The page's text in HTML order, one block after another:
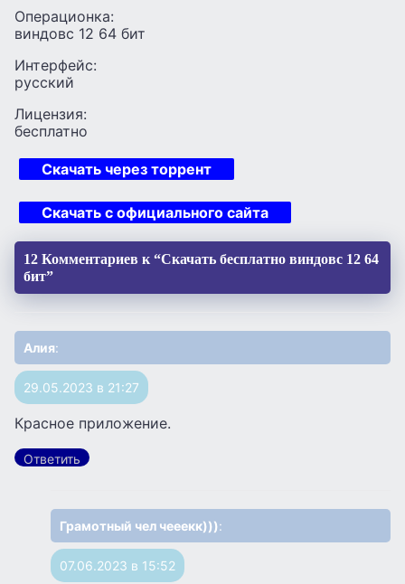
Операционка:
виндовс 12 64 бит
Интерфейс:
русский
Лицензия:
бесплатно
Скачать через торрент
Скачать с официального сайта
12 Комментариев к “Скачать бесплатно виндовс 12 64
бит”
Алия:
29.05.2023 в 21:27
Красное приложение.
Ответить
Грамотный чел чееекк))):
07.06.2023 в 15:52